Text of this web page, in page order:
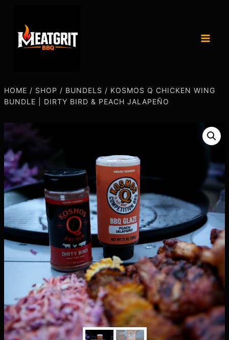
HOME / SHOP / BUNDELS / KOSMOS Q CHICKEN WING
BUNDLE | DIRTY BIRD & PEACH JALAPEÑO